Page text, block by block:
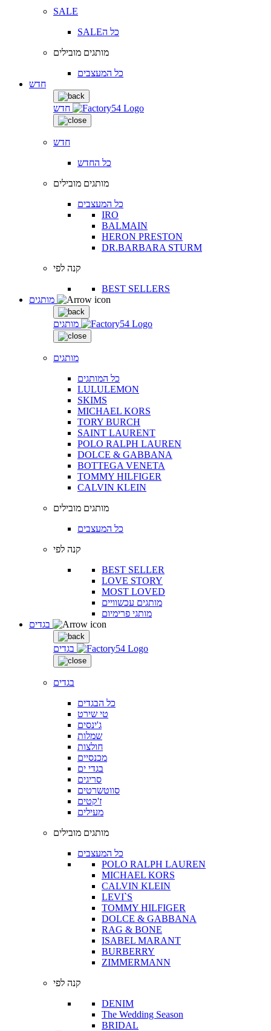
SALE
SALEכל ה
מותגים מובילים
כל המעצבים
חדש
חדש
חדש
כל החדש
מותגים מובילים
כל המעצבים
IRO
BALMAIN
HERON PRESTON
DR.BARBARA STURM
קנה לפי
BEST SELLERS
מותגים
מותגים
כל המותגים
LULULEMON
SKIMS
MICHAEL KORS
TORY BURCH
SAINT LAURENT
POLO RALPH LAUREN
DOLCE & GABBANA
BOTTEGA VENETA
TOMMY HILFIGER
CALVIN KLEIN
מותגים מובילים
כל המעצבים
קנה לפי
BEST SELLER
LOVE STORY
MOST LOVED
מותגים עכשוויים
מותגי פרימיום
בגדים
בגדים
כל הבגדים
טי שירט
ג'ינסים
שמלות
חולצות
מכנסיים
בגדי ים
סריגים
סווטשרטים
ז'קטים
מעילים
מותגים מובילים
כל המעצבים
POLO RALPH LAUREN
MICHAEL KORS
CALVIN KLEIN
LEVI`S
TOMMY HILFIGER
DOLCE & GABBANA
RAG & BONE
ISABEL MARANT
BURBERRY
ZIMMERMANN
קנה לפי
DENIM
The Wedding Season
BRIDAL